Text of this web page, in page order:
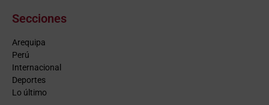
Secciones
Arequipa
Perú
Internacional
Deportes
Lo último